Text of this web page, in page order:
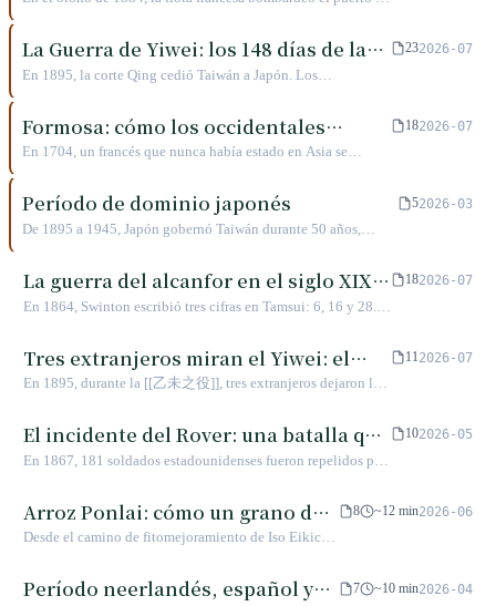
tomaron la bahía. Pero les tomó siete meses y nunca lograron
salir de las montañas de Keelung. La misma semana, 600
marinos franceses desembarcaron en Tamsui y en dos horas
Francia obtuvo Vietnam y renunció a Taiwán. La corte Qing
casi lo pierde todo, pero convirtió a Taiwán de territorio
La Guerra de Yiwei: los 148 días de la
República Democrática de Taiwán
En 1895, la corte Qing cedió Taiwán a Japón. Los
Asia, pero el presidente huyó en diez días y el poeta se
marchó en cuatro. Quienes realmente se quedaron para luchar
fueron un muchacho hakka de diecinueve años y las milicias
república desapareció y comenzó el dominio japonés.
232026-07
Formosa: cómo los occidentales
«descubrieron» una isla que ya estaba
En 1704, un francés que nunca había estado en Asia se
de escritura y una religión inventados por él mismo,
convenció a los eruditos presentes de que era «formosano».
El engaño duró diez años. Pero la pregunta mayor es esta:
Formosa», los pueblos austronesios de la isla ya llevaban seis
mil años viviendo allí. ¿De quién es la narrativa del
182026-07
Período de dominio japonés
De 1895 a 1945, Japón gobernó Taiwán durante 50 años,
institucionalizada, al mismo tiempo que implementaba
políticas de asimilación que influyeron profundamente en el
desarrollo de la sociedad taiwanesa.
52026-03
La guerra del alcanfor en el siglo XIX:
la fragancia que el mundo deseaba,
indígenas
En 1864, Swinton escribió tres cifras en Tamsui: 6, 16 y 28.
multiplicó su precio casi cinco veces. La diferencia de precio
se la quedó el Dao-tai —y las montañas de los pueblos
indígenas—.
182026-07
Tres extranjeros miran el Yiwei: el
álbum del fotógrafo, las notas del
En 1895, durante la [[乙未之役]], tres extranjeros dejaron los
importantes de esta guerra: el álbum de la victoria del
fotógrafo japonés Endō Makoto, las notas de campaña del
periodista estadounidense James W. Davidson y el diario de
es qué vieron, sino para quién miraron.
112026-07
El incidente del Rover: una batalla que
181 hombres no pudieron ganar,
En 1867, 181 soldados estadounidenses fueron repelidos por
comandante al frente murió en combate. Tres meses después,
Tauketok, gran jefe de las Dieciocho Comunidades de
Langqiao, se sentó y negoció el Tratado del Cabo Sur en 45
de la aniquilación, pero la otra parte del tratado, Charles Le
102026-05
Arroz Ponlai: cómo un grano de
arroz reescribió un siglo de
Desde el camino de fitomejoramiento de Iso Eikichi
japonés, hasta la difusión del Taichung 65, el arroz
Ponlai no sólo resolvió una crisis alimentaria, sino
8 ~12 min2026-06
Período neerlandés, español y
7 ~10 min2026-04